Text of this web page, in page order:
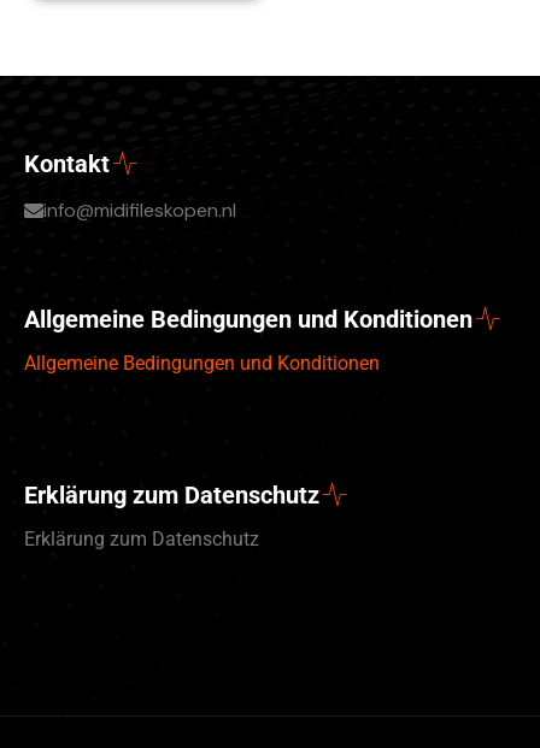
Kontakt
info@midifileskopen.nl
Allgemeine Bedingungen und Konditionen
Allgemeine Bedingungen und Konditionen
Erklärung zum Datenschutz
Erklärung zum Datenschutz